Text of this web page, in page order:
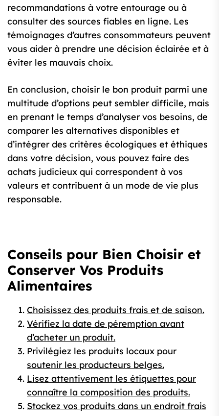
recommandations à votre entourage ou à
consulter des sources fiables en ligne. Les
témoignages d’autres consommateurs peuvent
vous aider à prendre une décision éclairée et à
éviter les mauvais choix.
En conclusion, choisir le bon produit parmi une
multitude d’options peut sembler difficile, mais
en prenant le temps d’analyser vos besoins, de
comparer les alternatives disponibles et
d’intégrer des critères écologiques et éthiques
dans votre décision, vous pouvez faire des
achats judicieux qui correspondent à vos
valeurs et contribuent à un mode de vie plus
responsable.
Conseils pour Bien Choisir et
Conserver Vos Produits
Alimentaires
Choisissez des produits frais et de saison.
Vérifiez la date de péremption avant
d’acheter un produit.
Privilégiez les produits locaux pour
soutenir les producteurs belges.
Lisez attentivement les étiquettes pour
connaître la composition des produits.
Stockez vos produits dans un endroit frais